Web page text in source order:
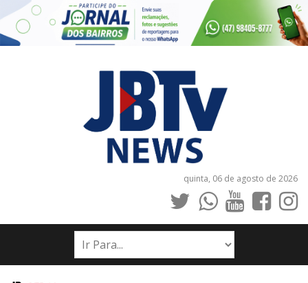
quinta, 06 de agosto de 2026
INÍCIO
NOTÍCIAS